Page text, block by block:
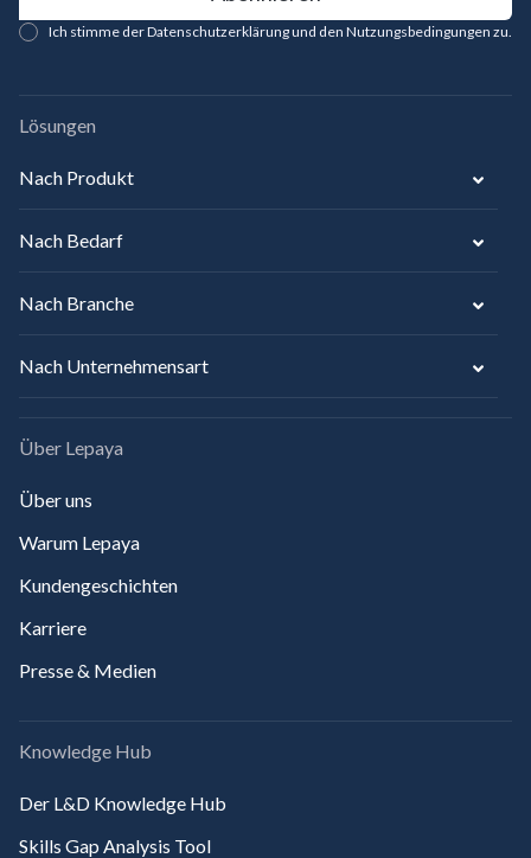
Ich stimme der Datenschutzerklärung und den Nutzungsbedingungen zu.
Lösungen
Nach Produkt
Nach Bedarf
Nach Branche
Nach Unternehmensart
Über Lepaya
Über uns
Warum Lepaya
Kundengeschichten
Karriere
Presse & Medien
Knowledge Hub
Der L&D Knowledge Hub
Skills Gap Analysis Tool